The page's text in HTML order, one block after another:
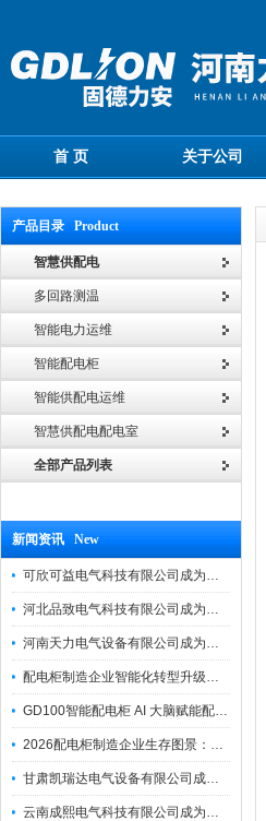
首 页 关于公司
产品目录 Product
智慧供配电
多回路测温
智能电力运维
智能配电柜
智能供配电运维
智慧供配电配电室
全部产品列表
新闻资讯 New
可欣可益电气科技有限公司成为力安电易云战略合作伙伴，共创智能配电新未来
河北品致电气科技有限公司成为力安电易云战略合作伙伴，共创智能配电新未来
河南天力电气设备有限公司成为力安电易云战略合作伙伴，共创智能配电新未来
配电柜制造企业智能化转型升级研讨会在力安成功举办
GD100智能配电柜 AI 大脑赋能配电柜制造企业高压一键顺控！
2026配电柜制造企业生存图景：市场、政策与智能化转型路径
甘肃凯瑞达电气设备有限公司成为电易云战略合作伙伴，共创智能配电新未来
云南成熙电气科技有限公司成为力安电易云战略合作伙伴，共创智能配电新未来